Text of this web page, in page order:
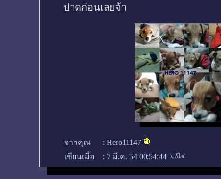
ปาดก่อนเลยจ้า
จากคุณ : Hero11147
เขียนเมื่อ
: 7 มี.ค. 54 00:54:44